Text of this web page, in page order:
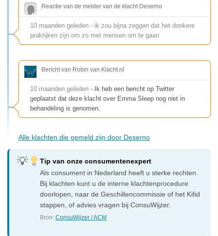
Reactie van de melder van de klacht Deserno
10 maanden geleden - ik zou bijna zeggen dat het donkere
praktijken zijn om zo met mensen om te gaan
Bericht van Robin van Klacht.nl
10 maanden geleden - Ik heb een bericht op Twitter
geplaatst dat deze klacht over Emma Sleep nog niet in
behandeling is genomen.
Alle klachten die gemeld zijn door Deserno
Tip van onze consumentenexpert
Als consument in Nederland heeft u sterke rechten.
Bij klachten kunt u de interne klachtenprocedure
doorlopen, naar de Geschillencommissie of het Kifid
stappen, of advies vragen bij ConsuWijzer.
Bron:ConsuWijzer / ACM